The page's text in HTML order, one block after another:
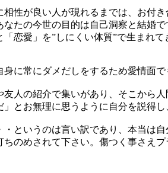
性が良い人が現れるまでは、お付
たの今世の目的は自己洞察と結婚で
恋愛」を”しにくい体質”で生まれて
に常にダメだしをするため愛情面
人の紹介で集いがあり、そこから
」とお無理に思うように自分を説得
というのは言い訳であり、本当は自
のめされて下さい。傷つく事さえ